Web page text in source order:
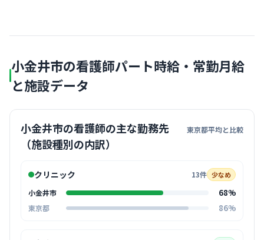
小金井市の看護師パート時給・常勤月給
と施設データ
小金井市の看護師の主な勤務先
（施設種別の内訳）
東京都平均と比較
クリニック 13件 少なめ
小金井市 68%
東京都 86%